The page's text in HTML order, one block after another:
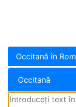
Occitană în
Occitană